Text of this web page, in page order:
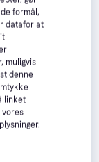
formål,
datafor at
muligvis
denne
linket
vores